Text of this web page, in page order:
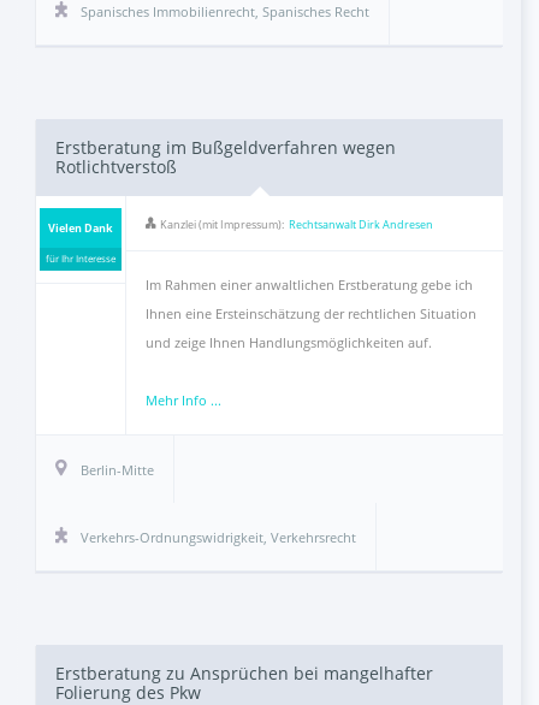
Spanisches Immobilienrecht ,Spanisches Recht
Erstberatung im Bußgeldverfahren wegen
Rotlichtverstoß
Vielen Dank
für Ihr Interesse
Kanzlei (mit Impressum): Rechtsanwalt Dirk Andresen
Im Rahmen einer anwaltlichen Erstberatung gebe ich
Ihnen eine Ersteinschätzung der rechtlichen Situation
und zeige Ihnen Handlungsmöglichkeiten auf.
Mehr Info ...
Berlin-Mitte
Verkehrs-Ordnungswidrigkeit ,Verkehrsrecht
Erstberatung zu Ansprüchen bei mangelhafter
Folierung des Pkw